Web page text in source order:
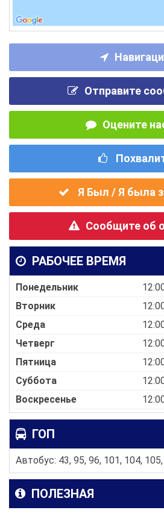
Отправите
Оцените
Я Был / Я была
Сообщите об
РАБОЧЕЕ ВРЕМЯ
Понедельник
Вторник
Среда
Четверг
Пятница
Суббота
Воскресенье
ГОП
Автобус: 43, 95, 96, 101, 104,
ПОЛЕЗНАЯ